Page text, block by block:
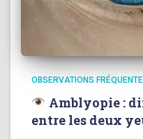
OBSERVATIONS
Amblyopie :
entre les deux